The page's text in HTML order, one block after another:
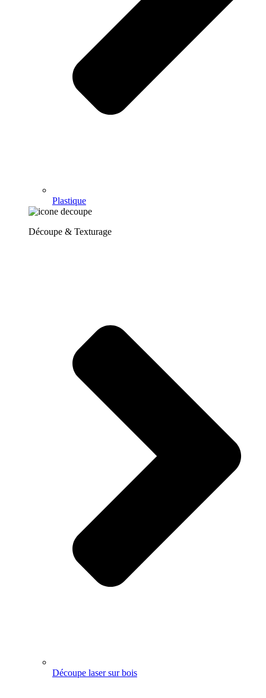
Plastique
Découpe & Texturage
Découpe laser sur bois